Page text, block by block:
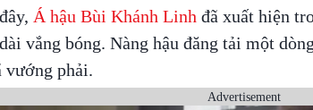
Á hậu Bùi Khánh Linh đã xuất hiện
vắng bóng. Nàng hậu đăng tải một
vướng phải.
Advertisement